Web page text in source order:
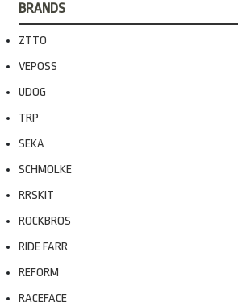
BRANDS
ZTTO
VEPOSS
UDOG
TRP
SEKA
SCHMOLKE
RRSKIT
ROCKBROS
RIDE FARR
REFORM
RACEFACE